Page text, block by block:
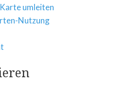
umleiten
Nutzung